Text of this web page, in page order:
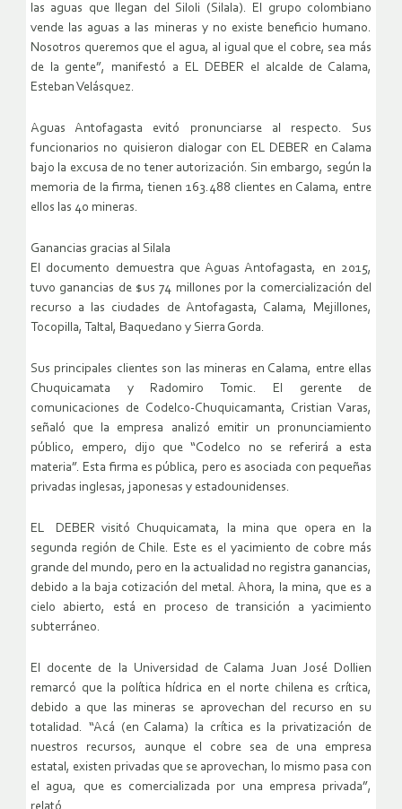
las aguas que llegan del Siloli (Silala). El grupo colombiano
vende las aguas a las mineras y no existe beneficio humano.
Nosotros queremos que el agua, al igual que el cobre, sea más
de la gente”, manifestó a EL DEBER el alcalde de Calama,
Esteban Velásquez.
Aguas Antofagasta evitó pronunciarse al respecto. Sus
funcionarios no quisieron dialogar con EL DEBER en Calama
bajo la excusa de no tener autorización. Sin embargo, según la
memoria de la firma, tienen 163.488 clientes en Calama, entre
ellos las 40 mineras.
Ganancias gracias al Silala
El documento demuestra que Aguas Antofagasta, en 2015,
tuvo ganancias de $us 74 millones por la comercialización del
recurso a las ciudades de Antofagasta, Calama, Mejillones,
Tocopilla, Taltal, Baquedano y Sierra Gorda.
Sus principales clientes son las mineras en Calama, entre ellas
Chuquicamata y Radomiro Tomic. El gerente de
comunicaciones de Codelco-Chuquicamanta, Cristian Varas,
señaló que la empresa analizó emitir un pronunciamiento
público, empero, dijo que “Codelco no se referirá a esta
materia”. Esta firma es pública, pero es asociada con pequeñas
privadas inglesas, japonesas y estadounidenses.
EL DEBER visitó Chuquicamata, la mina que opera en la
segunda región de Chile. Este es el yacimiento de cobre más
grande del mundo, pero en la actualidad no registra ganancias,
debido a la baja cotización del metal. Ahora, la mina, que es a
cielo abierto, está en proceso de transición a yacimiento
subterráneo.
El docente de la Universidad de Calama Juan José Dollien
remarcó que la política hídrica en el norte chilena es crítica,
debido a que las mineras se aprovechan del recurso en su
totalidad. “Acá (en Calama) la crítica es la privatización de
nuestros recursos, aunque el cobre sea de una empresa
estatal, existen privadas que se aprovechan, lo mismo pasa con
el agua, que es comercializada por una empresa privada”,
relató.